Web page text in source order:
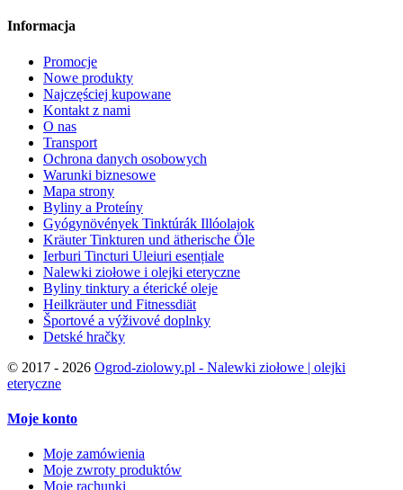
Informacja
Promocje
Nowe produkty
Najczęściej kupowane
Kontakt z nami
O nas
Transport
Ochrona danych osobowych
Warunki biznesowe
Mapa strony
Byliny a Proteíny
Gyógynövények Tinktúrák Illóolajok
Kräuter Tinkturen und ätherische Öle
Ierburi Tincturi Uleiuri esențiale
Nalewki ziołowe i olejki eteryczne
Byliny tinktury a éterické oleje
Heilkräuter und Fitnessdiät
Športové a výživové doplnky
Detské hračky
© 2017 - 2026 Ogrod-ziolowy.pl - Nalewki ziołowe | olejki
eteryczne
Moje konto
Moje zamówienia
Moje zwroty produktów
Moje rachunki